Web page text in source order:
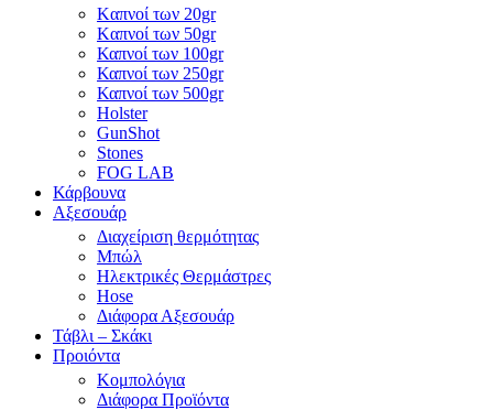
Kαπνοί των 20gr
Kαπνοί των 50gr
Καπνοί των 100gr
Καπνοί των 250gr
Καπνοί των 500gr
Holster
GunShot
Stones
FOG LAB
Κάρβουνα
Αξεσουάρ
Διαχείριση θερμότητας
Μπώλ
Ηλεκτρικές Θερμάστρες
Hose
Διάφορα Αξεσουάρ
Τάβλι – Σκάκι
Προιόντα
Κομπολόγια
Διάφορα Προϊόντα